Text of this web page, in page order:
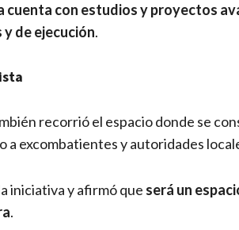
cuenta con estudios y proyectos
de ejecución.
recorrió el espacio donde se
a excombatientes y autoridades
iniciativa y afirmó que será un
.